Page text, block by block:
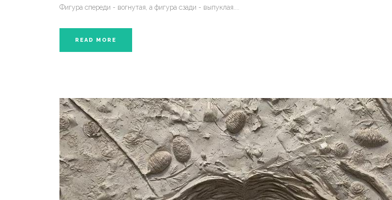
Фигура спереди - вогнутая, а фигура сзади - выпуклая....
READ MORE